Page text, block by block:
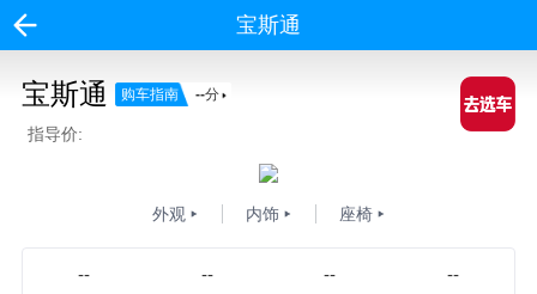
宝斯通
宝斯通 购车指南 --分
指导价:
外观 内饰 座椅
-- -- -- --